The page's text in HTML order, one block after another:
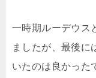
一時期ルーデウス
ましたが、最後に
いたのは良かった